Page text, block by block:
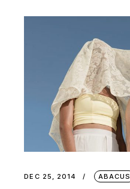
DEC 25, 2014 ABACUS